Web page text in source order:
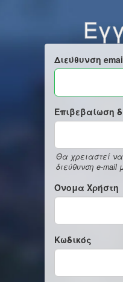
Διεύθυνση
Επιβεβαίωση
Θα χρειαστεί
διεύθυνση e-
Όνομα Χρήστη
Κωδικός